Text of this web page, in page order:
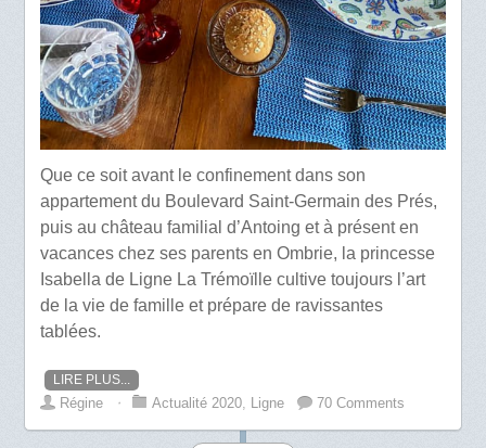
Que ce soit avant le confinement dans son
appartement du Boulevard Saint-Germain des Prés,
puis au château familial d’Antoing et à présent en
vacances chez ses parents en Ombrie, la princesse
Isabella de Ligne La Trémoïlle cultive toujours l’art
de la vie de famille et prépare de ravissantes
tablées.
LIRE PLUS...
Régine ⋅ Actualité 2020 Ligne 70 Comments